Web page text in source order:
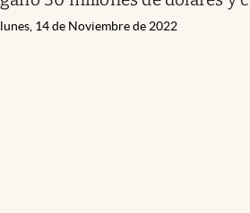
lunes, 14 de Noviembre de 2022